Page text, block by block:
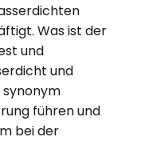
Was ist der
und
und
führen und
bei der